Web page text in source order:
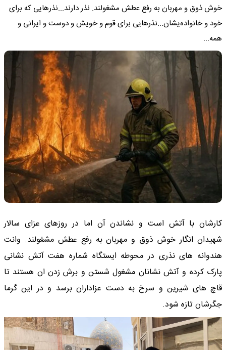
خوش ذوق و مهربان به رفع عطش مشغولند. نذر دارند...نذرهایی که برای
خود و خانواده‌یشان...نذرهایی برای قوم و خویش و دوست و ایرانی و
همه...
کارشان با آتش است و نشاندن آن اما در روزهای عزای سالار
شهیدان انگار خوش ذوق و مهربان به رفع عطش مشغولند. وانت
هندوانه های نذری در محوطه ایستگاه شماره هفت آتش نشانی
پارک کرده و آتش نشانان مشغول شستن و برش زدن ان هستند تا
قاچ های شیرین و سرخ به دست عزاداران برسد و در این گرما
جگرشان تازه شود.